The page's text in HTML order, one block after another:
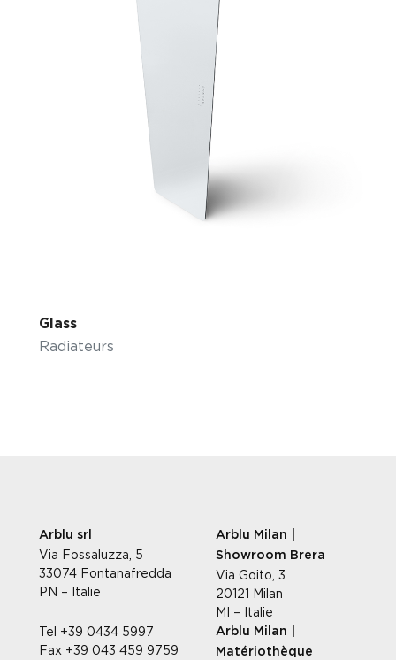
Glass
Radiateurs
Arblu srl
Via Fossaluzza, 5
33074 Fontanafredda
PN – Italie
Tel +39 0434 5997
Fax +39 043 459 9759
Arblu Milan |
Showroom Brera
Via Goito, 3
20121 Milan
MI – Italie
Arblu Milan |
Matériothèque